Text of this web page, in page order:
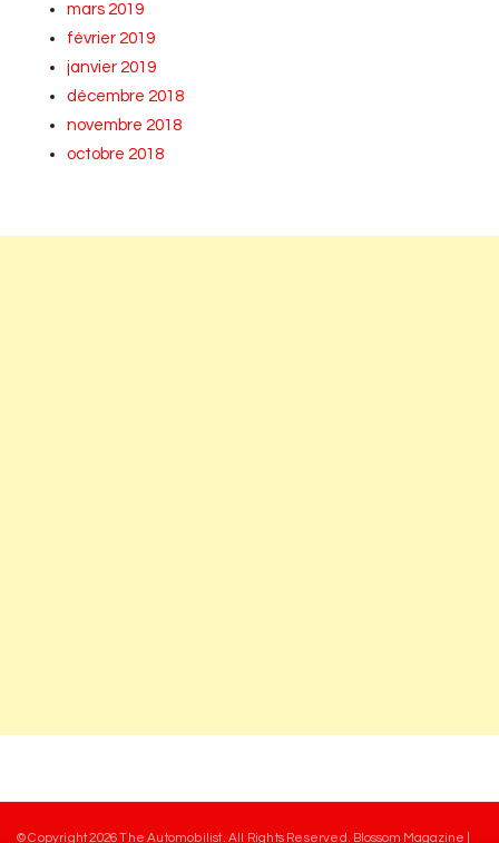
mars 2019
février 2019
janvier 2019
décembre 2018
novembre 2018
octobre 2018
© Copyright 2026The Automobilist. All Rights Reserved. Blossom Magazine |